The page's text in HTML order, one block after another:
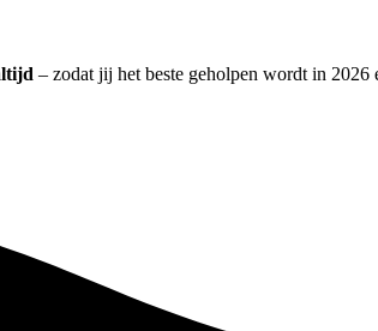
– zodat jij het beste geholpen wordt in 2026